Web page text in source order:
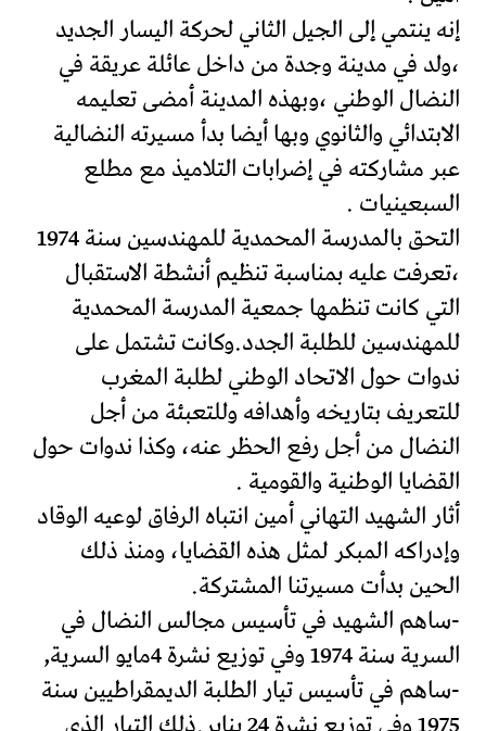
إنه ينتمي إلى الجيل الثاني لحركة اليسار الجديد
،ولد في مدينة وجدة من داخل عائلة عريقة في
النضال الوطني ،وبهذه المدينة أمضى تعليمه
الابتدائي والثانوي وبها أيضا بدأ مسيرته النضالية
عبر مشاركته في إضرابات التلاميذ مع مطلع
السبعينيات .
التحق بالمدرسة المحمدية للمهندسين سنة 1974
،تعرفت عليه بمناسبة تنظيم أنشطة الاستقبال
التي كانت تنظمها جمعية المدرسة المحمدية
للمهندسين للطلبة الجدد.وكانت تشتمل على
ندوات حول الاتحاد الوطني لطلبة المغرب
للتعريف بتاريخه وأهدافه وللتعبئة من أجل
النضال من أجل رفع الحظر عنه، وكذا ندوات حول
القضايا الوطنية والقومية .
أثار الشهيد التهاني أمين انتباه الرفاق لوعيه الوقاد
وإدراكه المبكر لمثل هذه القضايا، ومنذ ذلك
الحين بدأت مسيرتنا المشتركة.
-ساهم الشهيد في تأسيس مجالس النضال في
السرية سنة 1974 وفي توزيع نشرة 4مايو السرية,
-ساهم في تأسيس تيار الطلبة الديمقراطيين سنة